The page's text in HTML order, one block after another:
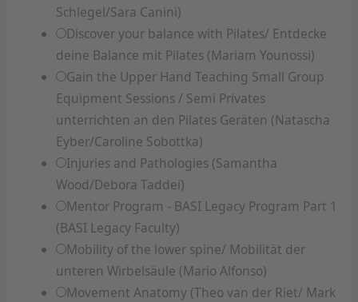
Schlegel/Sara Canini)
Discover your balance with Pilates/ Entdecke
deine Balance mit Pilates (Mariam Younossi)
Gain the Upper Hand Teaching Small Group
Equipment Sessions / Semi Privates
unterrichten an den Pilates Geräten (Natascha
Eyber/Caroline Sobottka)
Injuries and Pathologies (Samantha
Wood/Debora Taddei)
Mentor Program - BASI Legacy Program Part 1
(BASI Legacy Faculty)
Mobility of the lower spine/ Mobilität der
unteren Wirbelsäule (Mario Alfonso)
Movement Anatomy (Theo van der Riet/ Mark